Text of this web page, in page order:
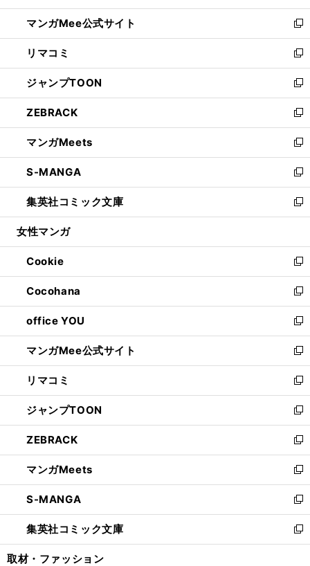
開
く
ン
ド
ウ
で
開
く
ウ
ィ
ン
ド
ウ
で
開
く
し
い
ウ
ィ
ン
ド
ウ
で
開
く
マンガMee公式サイト
新
し
い
ウ
ィ
ン
ド
ウ
で
開
く
リマコミ
新
し
い
ウ
ィ
ン
ド
ウ
で
開
く
ジャンプTOON
新
し
い
ウ
ィ
ン
ド
ウ
で
開
ZEBRACK
新
し
い
ウ
ィ
ン
ド
ウ
開
く
マンガMeets
新
し
い
ウ
ィ
ン
ウ
で
開
く
S-MANGA
新
し
い
ウ
ン
ド
ウ
で
開
く
集英社コミック文庫
新
し
ウ
ィ
ン
ド
ウ
で
開
く
女性マンガ
Cookie
新
し
い
ウ
ィ
ン
ド
ウ
で
開
く
Cocohana
新
し
い
ウ
ィ
ン
ド
ウ
で
開
く
office YOU
新
し
い
ウ
ィ
ン
ド
ウ
で
開
く
マンガMee公式サイト
新
し
い
ウ
ィ
ン
ド
ウ
で
開
く
リマコミ
新
し
い
ウ
ィ
ン
ド
ウ
で
開
く
ジャンプTOON
新
し
い
ウ
ィ
ン
ド
ウ
で
開
ZEBRACK
新
し
い
ウ
ィ
ン
ド
ウ
マンガMeets
新
し
い
ウ
ィ
ン
S-MANGA
新
し
い
ウ
集英社コミック文庫
新
し
取材・ファッション